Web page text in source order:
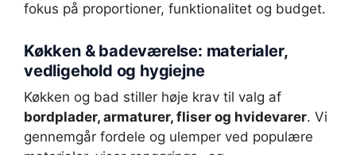
fokus på proportioner, funktionalitet og budget.
Køkken & badeværelse: materialer,
vedligehold og hygiejne
Køkken og bad stiller høje krav til valg af
bordplader, armaturer, fliser og hvidevarer. Vi
gennemgår fordele og ulemper ved populære